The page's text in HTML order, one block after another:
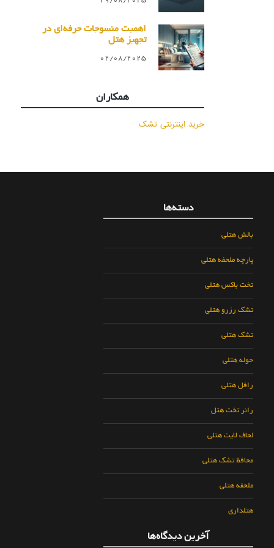
اهمیت منسوجات حرفه‌ای در
تجهیز هتل
02/08/2025
همکاران
خرید اینترنتی تشک
دسته‌ها
بالش هتلی
پارچه ملحفه هتلی
تخت باکس هتلی
تشک رزرو هتلی
تشک هتلی
حوله هتلی
رافل هتلی
رانر تخت هتل
لحاف لایت هتلی
محافظ تشک هتلی
ملحفه هتلی
هتلداری
آخرین دیدگاه‌ها